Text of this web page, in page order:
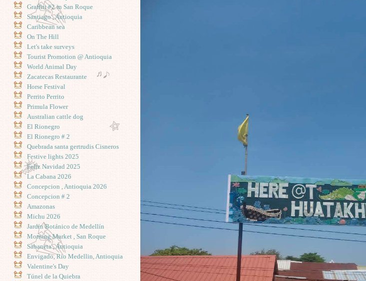
Graffiti #2 in San Roque
Santiago , Antioquia
Caribbean sea
On The Hill
Let's take surveys
Tourist Promotion @ Antioquia
World Animal Day
Zacatecas Restaurante
Horse Festival
Perrito Perrito
Primula Flower
Australian cattle dog
El Rionegro
El Rionegro # 2
Quebrada santa gertrudis Cisneros
Festive lights 2025
Feliz Navidad 2025
La Cabana 2026
Concepcion , Antioquia 2026
Concepcion # 2
Amazonas
Michu 2026
Jardín Botánico de Medellín
Morning Market , San Roque
Sabaneta , Antioquia
Envigado, Rio Medellin, Antioquia
Valentine's Day
Túnel de la Quiebra